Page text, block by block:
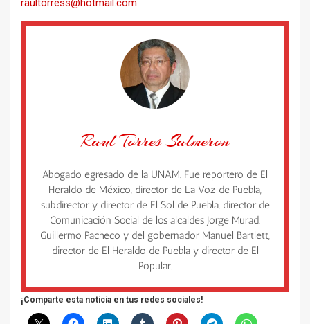
Raul Torres Salmeron
Abogado egresado de la UNAM. Fue reportero de El
Heraldo de México, director de La Voz de Puebla,
subdirector y director de El Sol de Puebla, director de
Comunicación Social de los alcaldes Jorge Murad,
Guillermo Pacheco y del gobernador Manuel Bartlett,
director de El Heraldo de Puebla y director de El
Popular.
¡Comparte esta noticia en tus redes sociales!